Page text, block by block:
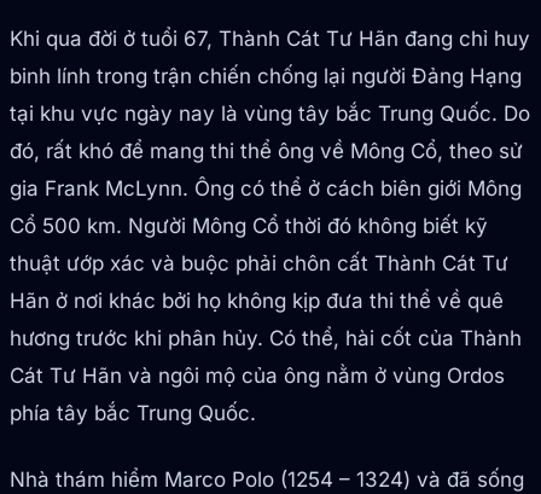
Khi qua đời ở tuổi 67, Thành Cát Tư Hãn đang chỉ huy
binh lính trong trận chiến chống lại người Đảng Hạng
tại khu vực ngày nay là vùng tây bắc Trung Quốc. Do
đó, rất khó để mang thi thể ông về Mông Cổ, theo sử
gia Frank McLynn. Ông có thể ở cách biên giới Mông
Cổ 500 km. Người Mông Cổ thời đó không biết kỹ
thuật ướp xác và buộc phải chôn cất Thành Cát Tư
Hãn ở nơi khác bởi họ không kịp đưa thi thể về quê
hương trước khi phân hủy. Có thể, hài cốt của Thành
Cát Tư Hãn và ngôi mộ của ông nằm ở vùng Ordos
phía tây bắc Trung Quốc.
Nhà thám hiểm Marco Polo (1254 – 1324) và đã sống